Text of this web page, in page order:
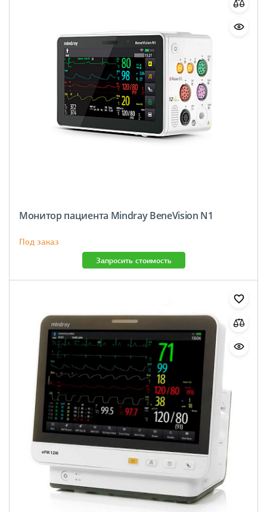
Монитор пациента Mindray BeneVision N1
Под заказ
Запросить стоимость